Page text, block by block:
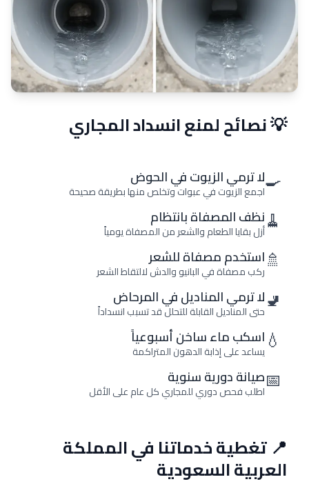
💡 نصائح لمنع انسداد المجاري
🍳لا ترمي الزيوت في الحوض
اجمع الزيوت في عبوات وتخلص منها بطريقة صحيحة
🧹نظف المصفاة بانتظام
أزل بقايا الطعام والشعر من المصفاة يومياً
🚿استخدم مصفاة للشعر
ركب مصفاة في البانيو والدش لالتقاط الشعر
🚽لا ترمي المناديل في المرحاض
حتى المناديل القابلة للتحلل قد تسبب انسداداً
💧 اسكب ماء ساخن أسبوعياً
يساعد على إذابة الدهون المتراكمة
📅صيانة دورية سنوية
اطلب فحص دوري للمجاري كل عام على الأقل
📍 تغطية خدماتنا في المملكة
العربية السعودية